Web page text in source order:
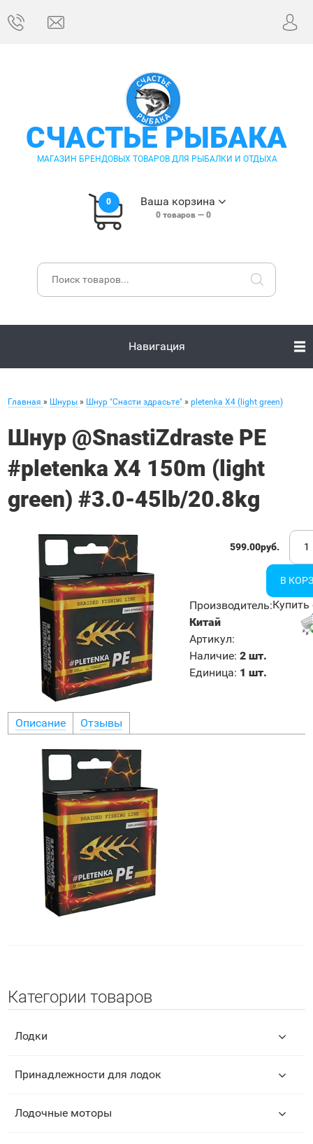
СЧАСТЬЕ РЫБАКА
МАГАЗИН БРЕНДОВЫХ ТОВАРОВ ДЛЯ РЫБАЛКИ И ОТДЫХА
0 Ваша корзина
0товаров — 0
Навигация
Главная » Шнуры » Шнур "Снасти здрасьте" » pletenka X4 (light green)
Шнур @SnastiZdraste PE
#pletenka X4 150m (light
green) #3.0-45lb/20.8kg
599.00руб.
Производитель:
Китай
Артикул:
Наличие: 2 шт.
Единица: 1 шт.
Купить
Описание Отзывы
Категории товаров
Лодки
Принадлежности для лодок
Лодочные моторы